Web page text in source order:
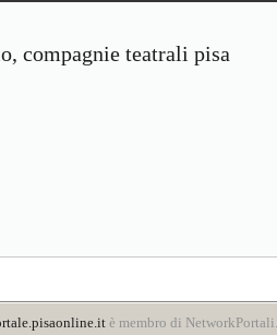
compagnie teatrali pisa
è membro di